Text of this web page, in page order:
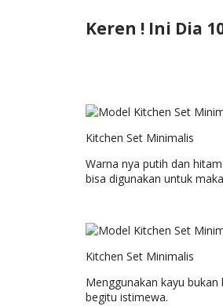
Keren ! Ini Dia
Kitchen Set Minimalis
Warna nya putih dan
bisa digunakan untuk
Kitchen Set Minimalis
Menggunakan kayu
begitu istimewa.